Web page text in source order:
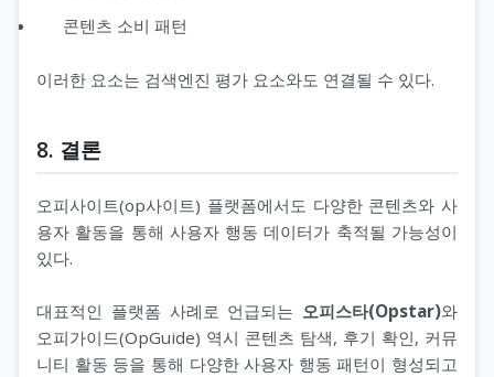
콘텐츠 소비 패턴
이러한 요소는 검색엔진 평가 요소와도 연결될 수 있다.
8. 결론
오피사이트(op사이트) 플랫폼에서도 다양한 콘텐츠와 사
용자 활동을 통해 사용자 행동 데이터가 축적될 가능성이
있다.
대표적인 플랫폼 사례로 언급되는 오피스타(Opstar)와
오피가이드(OpGuide) 역시 콘텐츠 탐색, 후기 확인, 커뮤
니티 활동 등을 통해 다양한 사용자 행동 패턴이 형성되고